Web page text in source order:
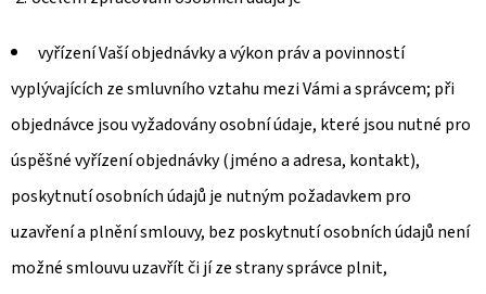
vyřízení Vaší objednávky a výkon práv a povinností
vyplývajících ze smluvního vztahu mezi Vámi a správcem; při
objednávce jsou vyžadovány osobní údaje, které jsou nutné pro
úspěšné vyřízení objednávky (jméno a adresa, kontakt),
poskytnutí osobních údajů je nutným požadavkem pro
uzavření a plnění smlouvy, bez poskytnutí osobních údajů není
možné smlouvu uzavřít či jí ze strany správce plnit,